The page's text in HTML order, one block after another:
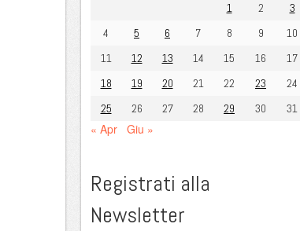
1
2
3
4
5 6 7 8 9
10
11
12 13 14 15 16
17
18
19 20 21 22 23
24
25
26 27 28 29 30 31
« Apr Giu »
Registrati alla
Newsletter